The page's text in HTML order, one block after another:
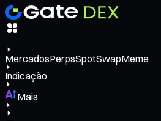
MercadosPerpsSpotSwapMeme
Indicação
Mais